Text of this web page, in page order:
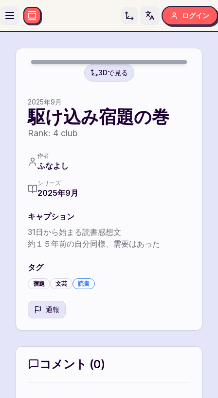
Toggle language
ログイン
3Dで見る
2025年9月
駆け込み宿題の巻
Rank: 4 club
作者
ふなよし
シリーズ
2025年9月
キャプション
31日から始まる読書感想文
約１５年前の自分同様、需要はあった
タグ
宿題 文芸 読書
通報
コメント (0)